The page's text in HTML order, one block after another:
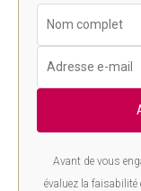
Avant de vous
évaluez la faisabilité